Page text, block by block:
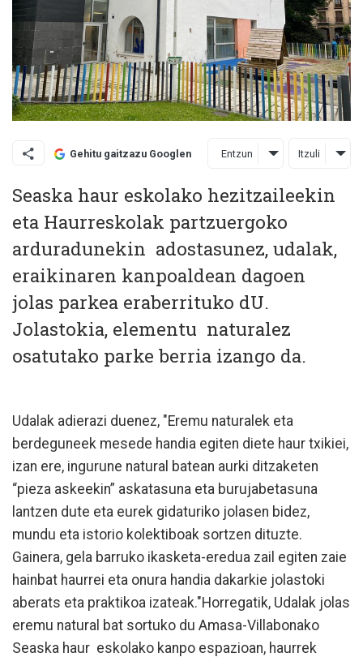
Gehitu gaitzazu Googlen Entzun Itzuli
Seaska haur eskolako hezitzaileekin
eta Haurreskolak partzuergoko
arduradunekin adostasunez, udalak,
eraikinaren kanpoaldean dagoen
jolas parkea eraberrituko dU.
Jolastokia, elementu naturalez
osatutako parke berria izango da.
Udalak adierazi duenez, "Eremu naturalek eta
berdeguneek mesede handia egiten diete haur txikiei,
izan ere, ingurune natural batean aurki ditzaketen
“pieza askeekin” askatasuna eta burujabetasuna
lantzen dute eta eurek gidaturiko jolasen bidez,
mundu eta istorio kolektiboak sortzen dituzte.
Gainera, gela barruko ikasketa-eredua zail egiten zaie
hainbat haurrei eta onura handia dakarkie jolastoki
aberats eta praktikoa izateak."Horregatik, Udalak jolas
eremu natural bat sortuko du Amasa-Villabonako
Seaska haur eskolako kanpo espazioan, haurrek